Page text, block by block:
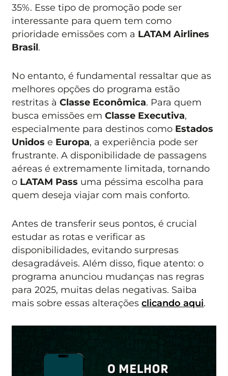
35%. Esse tipo de promoção pode ser
interessante para quem tem como
prioridade emissões com a LATAM Airlines
Brasil.
No entanto, é fundamental ressaltar que as
melhores opções do programa estão
restritas àClasse Econômica. Para quem
busca emissões emClasse Executiva,
especialmente para destinos como Estados
Unidos e Europa, a experiência pode ser
frustrante. A disponibilidade de passagens
aéreas é extremamente limitada, tornando
o LATAM Pass uma péssima escolha para
quem deseja viajar com mais conforto.
Antes de transferir seus pontos, é crucial
estudar as rotas e verificar as
disponibilidades, evitando surpresas
desagradáveis. Além disso, fique atento: o
programa anunciou mudanças nas regras
para 2025, muitas delas negativas. Saiba
mais sobre essas alteraçõesclicando aqui.